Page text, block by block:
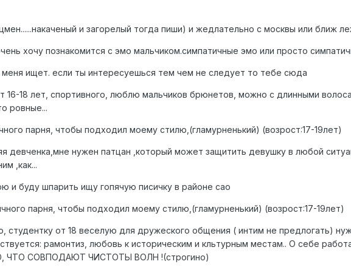
и загорелый тогда пиши) и жедлательно с москвы или ближ
хочу познакомится с эмо мальчиком.симпатичные эмо или просто
меня ищет. если ты интересуешься тем чем не следует то тебе сюда
16-18 лет, спортивного, люблю мальчиков брюнетов, можно с длинными
ровные...
парня, чтобы подходил моему стилю,(гламурненький) (возрост:17-19лет)
девченка,мне нужен патцан ,который может защитить девушку в любой
,как...
и буду шпарить ищу гопячую писичку в районе сао
парня, чтобы подходил моему стилю,(гламурненький) (возрост:17-19лет)
студентку от 18 веселую для дружеского общения ( интим не предлогать)
рамонтиз, любовь к историческим и кльтурным местам.. О себе
ЧТО СОВПОДАЮТ ЧИСТОТЫ ВОЛН !(строгино)